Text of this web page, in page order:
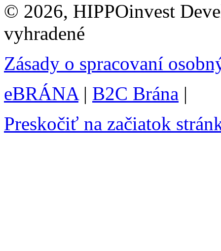
© 2026, HIPPOinvest
vyhradené
Zásady o spracovaní
eBRÁNA| B2C Brána |
Preskočiť na začiatok